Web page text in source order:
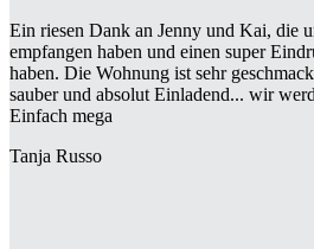
Ein riesen Dank an Jenny und Kai, die
empfangen haben und einen super
haben. Die Wohnung ist sehr
sauber und absolut Einladend... wir
Einfach mega
Tanja Russo